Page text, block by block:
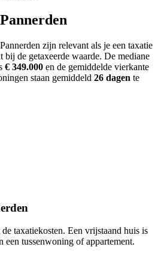
zijn relevant als je een taxatie
bij de getaxeerde waarde. De mediane
€ 349.000 en de gemiddelde vierkante
staan gemiddeld 26 dagen te
taxatiekosten. Een vrijstaand huis is
een tussenwoning of appartement.